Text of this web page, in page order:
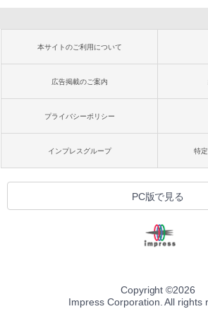
本サイトのご利用について
広告掲載のご案内
プライバシーポリシー
インプレスグループ 特
PC版で見る
Copyright ©2026
Impress Corporation. All rights